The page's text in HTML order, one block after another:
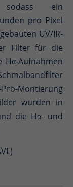
sodass ein
pro Pixel
UV/IR-
Filter für die
Hα-Aufnahmen
Montierung
wurden in
die Hα- und